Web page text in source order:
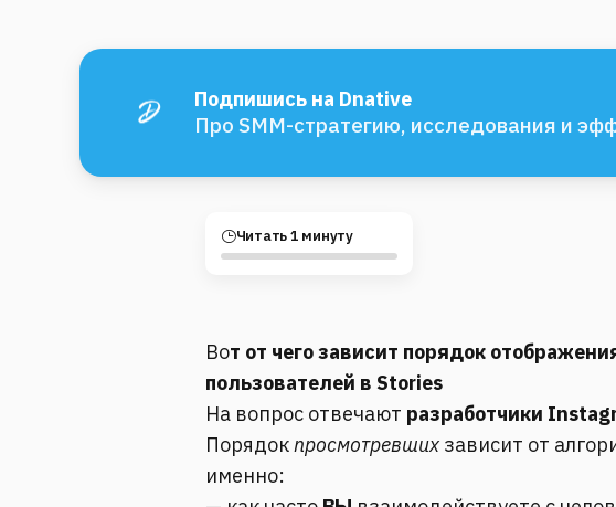
Подпишись на Dnative
Про SMM-стратегию, исследования и
Читать 1 минуту
Вот от чего зависит порядок
пользователей в Stories
На вопрос отвечают разработчики
Порядокпросмотревших зависит от
именно: